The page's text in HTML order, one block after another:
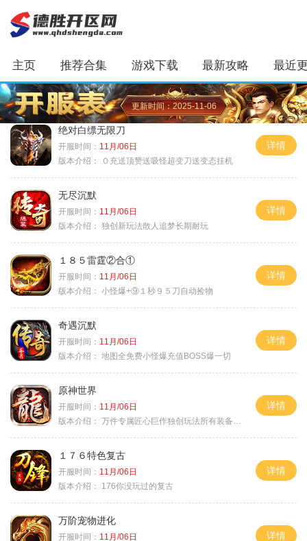
主页 推荐合集 游戏下载 最新攻略 最近
更新时间：2025-11-06
绝对白缥无限刀
开服时间： 11月/06日
版本介绍：
０充送顶赞送吸怪超变刀送变态挂机
详情
无尽沉默
开服时间： 11月/06日
版本介绍： 独创新玩法散人追梦长期耐玩
详情
１８５雷霆②合①
开服时间： 11月/06日
版本介绍： 小怪爆+⑨１秒９５刀自动捡物
详情
奇遇沉默
开服时间： 11月/06日
版本介绍： 地图全免费小怪爆充值BOSS爆一切
详情
原神世界
开服时间： 11月/06日
版本介绍： 万件专属匠心巨作独创玩法所有装备靠打
详情
１７６特色复古
开服时间： 11月/06日
版本介绍：
176你没玩过的复古
详情
万阶宠物进化
开服时间： 11月/06日
详情